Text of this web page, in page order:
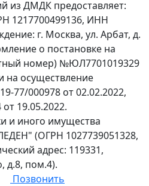
из ДМДК предоставляет:
ИНН
г. Москва, ул. Арбат, д.
о постановке на
номер) №ЮЛ7701019329
на осуществление
77/000978 от 02.02.2022,
19.05.2022.
и иного имущества
(ОГРН 1027739051328,
адрес: 119331,
д.8, пом.4).
Позвонить